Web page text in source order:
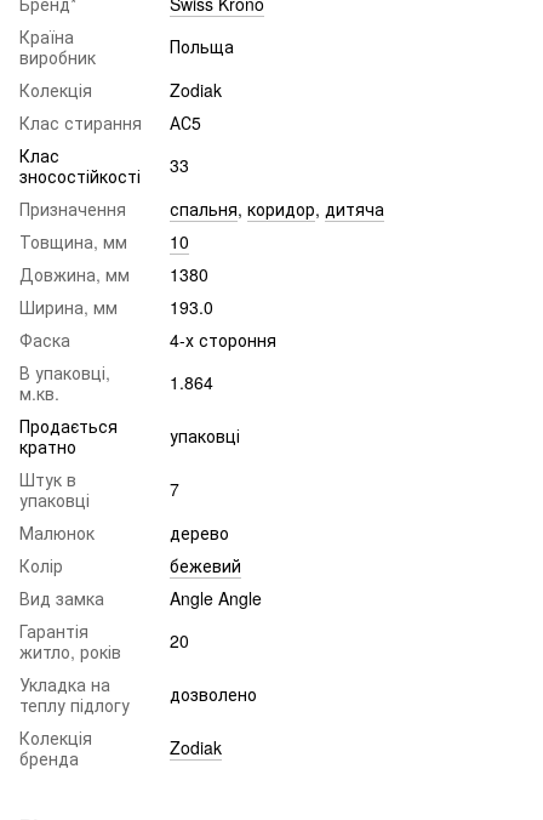
Країна
виробник
Польща
Колекція
Zodiak
Клас стирання
АС5
Клас
зносостійкості
33
Призначення
спальня, коридор, дитяча
Товщина, мм
10
Довжина, мм
1380
Ширина, мм
193.0
Фаска
4-х стороння
В упаковці,
м.кв.
1.864
Продається
кратно
упаковці
Штук в
упаковці
7
Малюнок
дерево
Колір
бежевий
Вид замка
Angle Angle
Гарантія
житло, років
20
Укладка на
теплу підлогу
дозволено
Колекція
бренда
Zodiak